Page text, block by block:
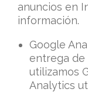
anuncios en
información.
Google
entrega
utilizamos
Analytics